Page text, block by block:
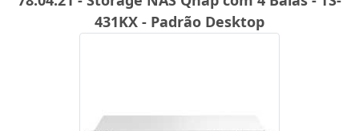
431KX - Padrão Desktop